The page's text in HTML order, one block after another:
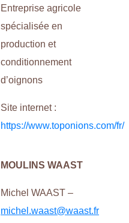
Entreprise agricole
spécialisée en
production et
conditionnement
d’oignons
Site internet :
https://www.toponions.com/fr/
MOULINS WAAST
Michel WAAST –
michel.waast@waast.fr